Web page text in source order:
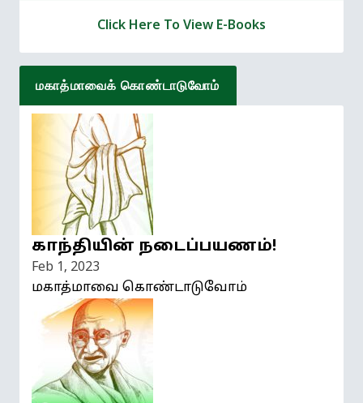
Click Here To View E-Books
மகாத்மாவைக் கொண்டாடுவோம்
காந்தியின் நடைப்பயணம்!
Feb 1, 2023
மகாத்மாவை கொண்டாடுவோம்